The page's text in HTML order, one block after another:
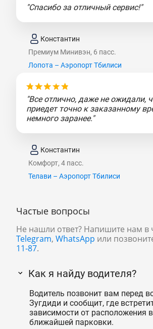
"Спасибо за отличный сервис!"
Константин
Премиум Минивэн, 6 пасс.
Лопота – Аэропорт Тбилиси
"Все отлично, даже не ожидали,
приедет точно к заказанному
немного заранее."
Константин
Комфорт, 4 пасс.
Телави – Аэропорт Тбилиси
Частые вопросы
Не нашли ответ? Напишите нам в
Telegram, WhatsApp или
11-87.
Как я найду водителя?
Водитель позвонит вам перед
Зугдиди и сообщит, где
зависимости от расположения
ближайшей парковки.